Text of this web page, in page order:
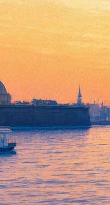
опера
#безантракта